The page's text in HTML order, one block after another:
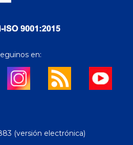
en:
(versión electrónica)